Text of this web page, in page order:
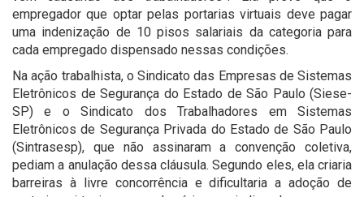
empregador que optar pelas portarias virtuais deve pagar
uma indenização de 10 pisos salariais da categoria para
cada empregado dispensado nessas condições.
Na ação trabalhista, o Sindicato das Empresas de Sistemas
Eletrônicos de Segurança do Estado de São Paulo (Siese-
SP) e o Sindicato dos Trabalhadores em Sistemas
Eletrônicos de Segurança Privada do Estado de São Paulo
(Sintrasesp), que não assinaram a convenção coletiva,
pediam a anulação dessa cláusula. Segundo eles, ela criaria
barreiras à livre concorrência e dificultaria a adoção de